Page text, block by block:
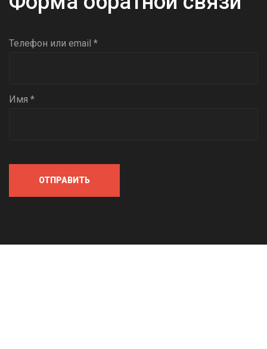
Телефон или email *
Имя *
ОТПРАВИТЬ